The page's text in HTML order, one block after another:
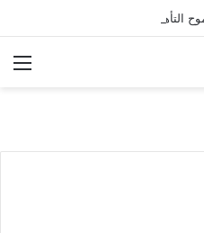
التأهل إلى ثمن النهائي